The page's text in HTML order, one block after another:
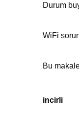
Durum
WiFi
Bu
incirli